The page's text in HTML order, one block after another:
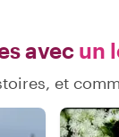
avec un
et